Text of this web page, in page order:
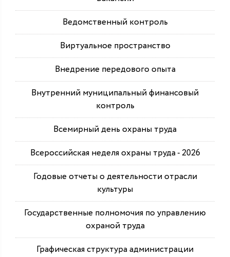
Ведомственный контроль
Виртуальное пространство
Внедрение передового опыта
Внутренний муниципальный финансовый
контроль
Всемирный день охраны труда
Всероссийская неделя охраны труда - 2026
Годовые отчеты о деятельности отрасли
культуры
Государственные полномочия по управлению
охраной труда
Графическая структура администрации